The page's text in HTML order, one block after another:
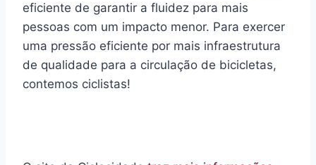
eficiente de garantir a fluidez para mais
pessoas com um impacto menor. Para exercer
uma pressão eficiente por mais infraestrutura
de qualidade para a circulação de bicicletas,
contemos ciclistas!